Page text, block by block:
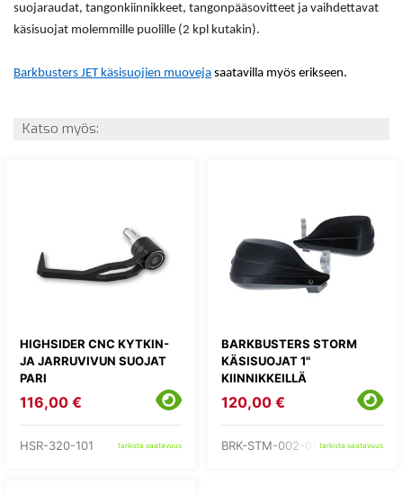
suojaraudat, tangonkiinnikkeet, tangonpääsovitteet ja vaihdettavat
käsisuojat molemmille puolille (2 kpl kutakin).
Barkbusters JET käsisuojien muoveja saatavilla myös erikseen.
Katso myös:
HIGHSIDER CNC KYTKIN-
JA JARRUVIVUN SUOJAT
PARI
116,00 €
HSR-320-101 tarkista saatavuus
BARKBUSTERS STORM
KÄSISUOJAT 1"
KIINNIKKEILLÄ
120,00 €
BRK-STM-002-01-BKtarkista saatavuus